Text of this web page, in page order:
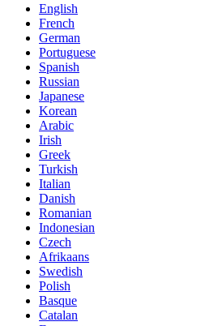
English
French
German
Portuguese
Spanish
Russian
Japanese
Korean
Arabic
Irish
Greek
Turkish
Italian
Danish
Romanian
Indonesian
Czech
Afrikaans
Swedish
Polish
Basque
Catalan